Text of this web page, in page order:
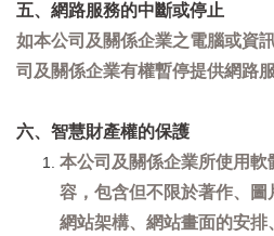
五、網路服務的中斷或停止
如本公司及關係企業之電腦或資
司及關係企業有權暫停提供網路
六、智慧財產權的保護
本公司及關係企業所使用
容，包含但不限於著作、圖
網站架構、網站畫面的安